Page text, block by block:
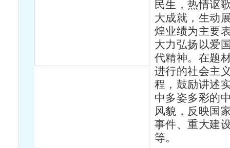
民生，热情讴
大成就，生动
煌业绩为主要
大力弘扬以爱
代精神。在题
进行的社会主
程，鼓励讲述
中多姿多彩的
风貌，反映国
事件、重大建
等。